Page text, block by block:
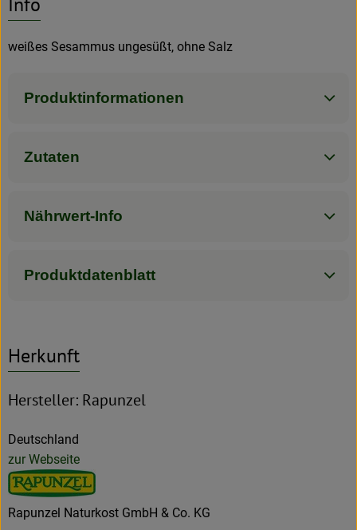
weißes Sesammus ungesüßt, ohne Salz
Produktinformationen
Zutaten
Nährwert-Info
Produktdatenblatt
Herkunft
Hersteller: Rapunzel
Deutschland
zur Webseite
Rapunzel Naturkost GmbH & Co. KG